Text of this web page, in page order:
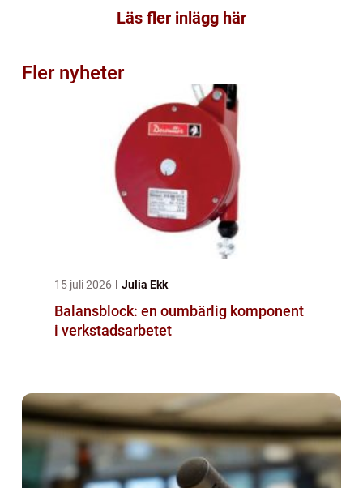
Läs fler inlägg här
Fler nyheter
15 juli 2026 Julia Ekk
Balansblock: en oumbärlig komponent
i verkstadsarbetet